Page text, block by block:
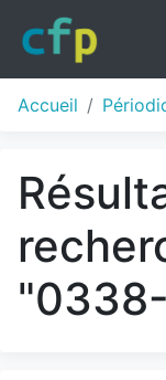
Accueil